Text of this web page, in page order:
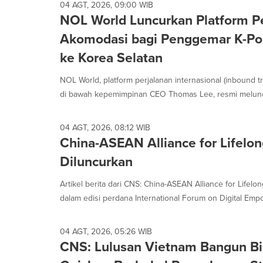
04 AGT, 2026, 09:00 WIB
NOL World Luncurkan Platform
Akomodasi bagi Penggemar K-
ke Korea Selatan
NOL World, platform perjalanan internasional (inbound
di bawah kepemimpinan CEO Thomas Lee, resmi
04 AGT, 2026, 08:12 WIB
China-ASEAN Alliance for
Diluncurkan
Artikel berita dari CNS: China-ASEAN Alliance for
dalam edisi perdana International Forum on Digital
04 AGT, 2026, 05:26 WIB
CNS: Lulusan Vietnam Bangun